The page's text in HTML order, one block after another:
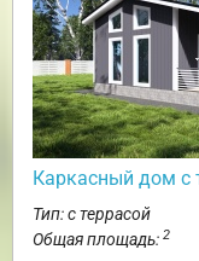
Каркасный дом с
Тип: с террасой
Общая площадь: 2